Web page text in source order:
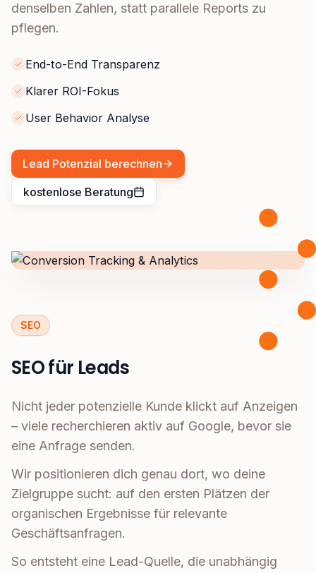
denselben Zahlen, statt parallele Reports zu
pflegen.
End-to-End Transparenz
Klarer ROI-Fokus
User Behavior Analyse
Lead Potenzial berechnen
kostenlose Beratung
SEO
SEO für Leads
Nicht jeder potenzielle Kunde klickt auf Anzeigen
– viele recherchieren aktiv auf Google, bevor sie
eine Anfrage senden.
Wir positionieren dich genau dort, wo deine
Zielgruppe sucht: auf den ersten Plätzen der
organischen Ergebnisse für relevante
Geschäftsanfragen.
So entsteht eine Lead-Quelle, die unabhängig